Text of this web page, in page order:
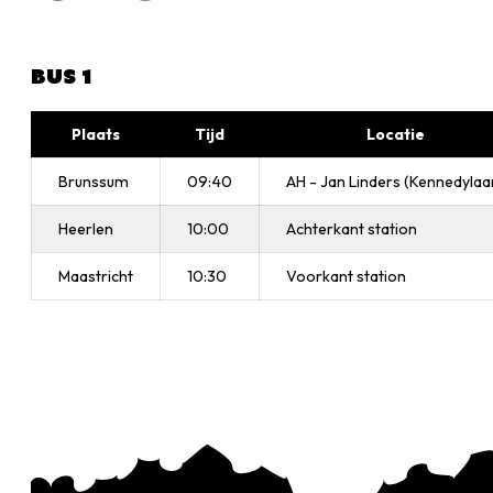
BUS 1
Plaats Tijd Locatie
Brunssum 09:40 AH - Jan Linders
Heerlen 10:00 Achterkant station
Maastricht 10:30 Voorkant station